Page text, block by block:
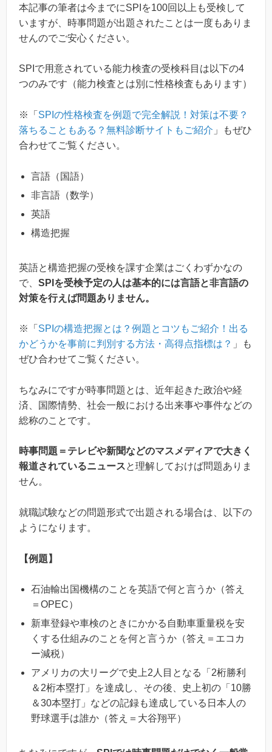
本記事の筆者は今までにSPIを100回以上も受検して
いますが、時事問題が出題されたことは一度もありま
せんのでご安心ください。
SPIで用意されている能力検査の受検科目は以下の4
つのみです（能力検査とは別に性格検査もあります）
※「 SPIの性格検査を例題で完全解説！対策は不要？
落ちることもある？無料診断サイトもご紹介 」もぜひ
合わせてご覧ください。
言語（国語）
非言語（数学）
英語
構造把握
英語と構造把握の受検を課す企業はごくわずかなの
で、 SPIを受検予定の人は基本的には言語と非言語の
対策を行えば問題ありません。
※「 SPIの構造把握とは？例題とコツもご紹介！出る
かどうかを事前に判別する方法・高得点指標は？ 」も
ぜひ合わせてご覧ください。
ちなみにですが時事問題とは、近年起きた政治や経
済、国際情勢、社会一般における出来事や事件などの
総称のことです。
時事問題＝テレビや新聞などのマスメディアで大きく
報道されているニュースと理解しておけば問題ありま
せん。
就職試験などの問題形式で出題される場合は、以下の
ようになります。
【例題】
石油輸出国機構のことを英語で何と言うか（答え
＝OPEC）
新車登録や車検のときにかかる自動車重量税を安
くする仕組みのことを何と言うか（答え＝エコカ
ー減税）
アメリカの大リーグで史上2人目となる「2桁勝利
＆2桁本塁打」を達成し、その後、史上初の「10勝
＆30本塁打」などの記録も達成している日本人の
野球選手は誰か（答え＝大谷翔平）